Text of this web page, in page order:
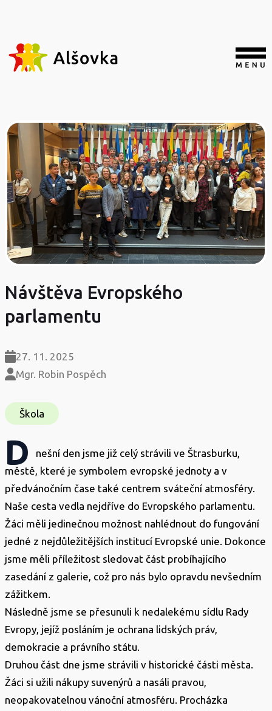
Návštěva Evropského
parlamentu
27. 11. 2025
Mgr. Robin Pospěch
Škola
D
nešní den jsme již celý strávili ve Štrasburku,
městě, které je symbolem evropské jednoty a v
předvánočním čase také centrem sváteční atmosféry.
Naše cesta vedla nejdříve do Evropského parlamentu.
Žáci měli jedinečnou možnost nahlédnout do fungování
jedné z nejdůležitějších institucí Evropské unie. Dokonce
jsme měli příležitost sledovat část probíhajícího
zasedání z galerie, což pro nás bylo opravdu nevšedním
zážitkem.
Následně jsme se přesunuli k nedalekému sídlu Rady
Evropy, jejíž posláním je ochrana lidských práv,
demokracie a právního státu.
Druhou část dne jsme strávili v historické části města.
Žáci si užili nákupy suvenýrů a nasáli pravou,
neopakovatelnou vánoční atmosféru. Procházka